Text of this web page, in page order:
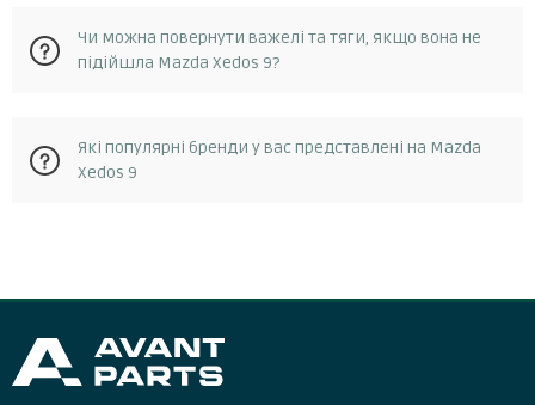
Чи можна повернути важелі та тяги, якщо вона не
підійшла Mazda Xedos 9?
можна повернути протягом 14 днів з моменту отримання.
Повернення можливе за умови, що запчастина не була в
Які популярні бренди у вас представлені на Mazda
Xedos 9